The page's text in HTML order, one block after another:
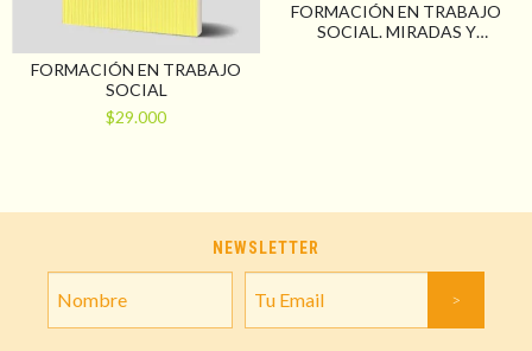
FORMACIÓN EN TRABAJO
SOCIAL
$29.000
FORMACIÓN EN TRABAJO
SOCIAL. MIRADAS Y
NEWSLETTER